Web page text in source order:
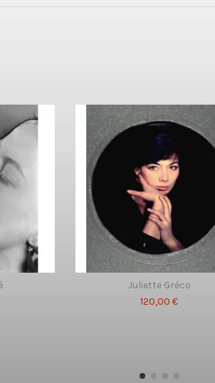
Juliette Gréco
120,00 €